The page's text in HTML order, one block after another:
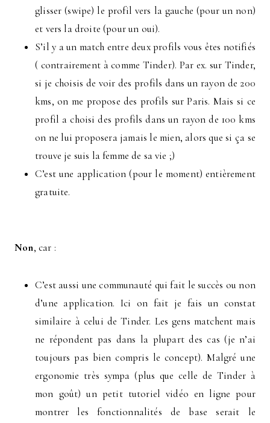
glisser (swipe) le profil vers la gauche (pour un non)
et vers la droite (pour un oui).
S’il y a un match entre deux profils vous êtes notifiés
( contrairement à comme Tinder). Par ex. sur Tinder,
si je choisis de voir des profils dans un rayon de 200
kms, on me propose des profils sur Paris. Mais si ce
profil a choisi des profils dans un rayon de 100 kms
on ne lui proposera jamais le mien, alors que si ça se
trouve je suis la femme de sa vie ;)
C’est une application (pour le moment) entièrement
gratuite.
Non, car :
C’est aussi une communauté qui fait le succès ou non
d’une application. Ici on fait je fais un constat
similaire à celui de Tinder. Les gens matchent mais
ne répondent pas dans la plupart des cas (je n’ai
toujours pas bien compris le concept). Malgré une
ergonomie très sympa (plus que celle de Tinder à
mon goût) un petit tutoriel vidéo en ligne pour
montrer les fonctionnalités de base serait le